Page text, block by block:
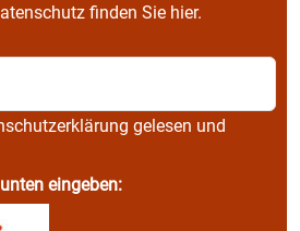
finden Sie hier.
gelesen und
eingeben: